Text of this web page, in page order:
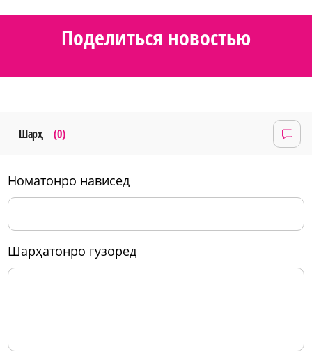
Поделиться новостью
Шарҳ (0)
номатонро нависед
шарҳатонро гузоред